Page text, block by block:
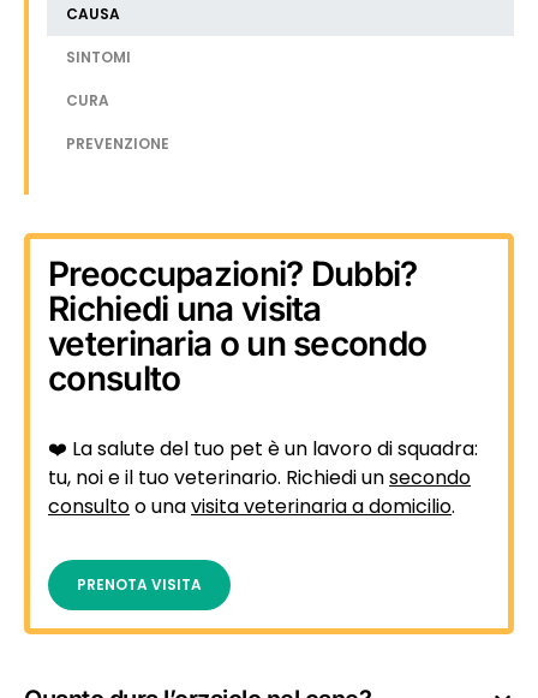
CAUSA
SINTOMI
CURA
PREVENZIONE
Preoccupazioni? Dubbi?
Richiedi una visita
veterinaria o un secondo
consulto
❤️ La salute del tuo pet è un lavoro di squadra:
tu, noi e il tuo veterinario. Richiedi unsecondo
consultoo unavisita veterinaria a domicilio.
PRENOTA VISITA